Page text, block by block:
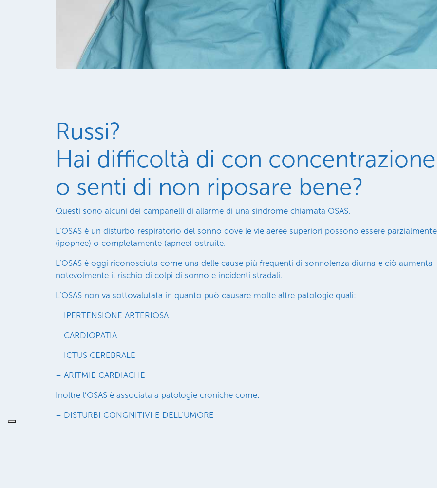
Russi?
Hai difficoltà di con concentrazione
o senti di non riposare bene?
Questi sono alcuni dei campanelli di allarme di una sindrome chiamata OSAS.
L’OSAS è un disturbo respiratorio del sonno dove le vie aeree superiori possono essere parzialmente
(ipopnee) o completamente (apnee) ostruite.
L’OSAS è oggi riconosciuta come una delle cause più frequenti di sonnolenza diurna e ciò aumenta
notevolmente il rischio di colpi di sonno e incidenti stradali.
L’OSAS non va sottovalutata in quanto può causare molte altre patologie quali:
– IPERTENSIONE ARTERIOSA
– CARDIOPATIA
– ICTUS CEREBRALE
– ARITMIE CARDIACHE
Inoltre l’OSAS è associata a patologie croniche come:
– DISTURBI CONGNITIVI E DELL’UMORE